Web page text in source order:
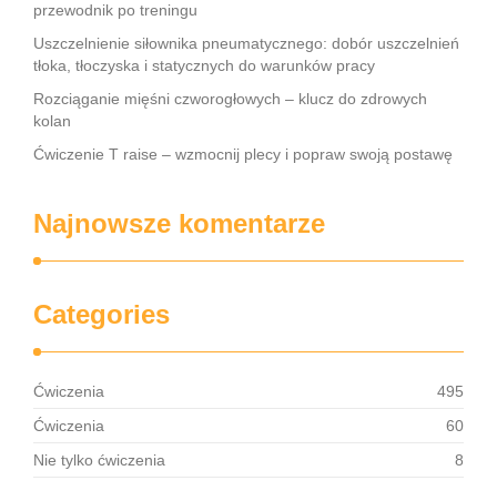
przewodnik po treningu
Uszczelnienie siłownika pneumatycznego: dobór uszczelnień
tłoka, tłoczyska i statycznych do warunków pracy
Rozciąganie mięśni czworogłowych – klucz do zdrowych
kolan
Ćwiczenie T raise – wzmocnij plecy i popraw swoją postawę
Najnowsze komentarze
Categories
Ćwiczenia
495
Ćwiczenia
60
Nie tylko ćwiczenia
8